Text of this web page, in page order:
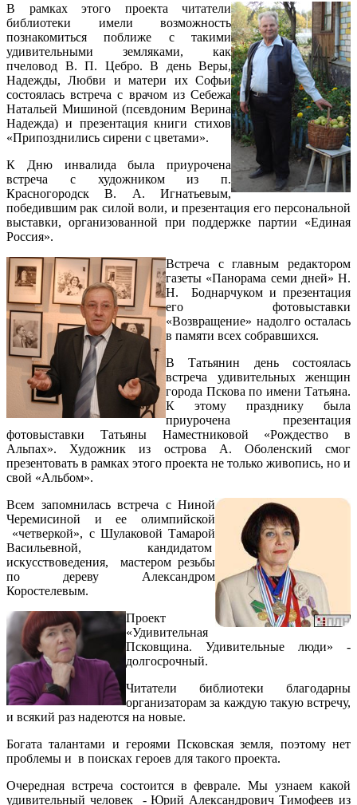
В рамках этого проекта читатели
библиотеки имели возможность
познакомиться поближе с такими
удивительными земляками, как
пчеловод В. П. Цебро. В день Веры,
Надежды, Любви и матери их Софьи
состоялась встреча с врачом из Себежа
Натальей Мишиной (псевдоним Верина
Надежда) и презентация книги стихов
«Припозднились сирени с цветами».
К Дню инвалида была приурочена
встреча с художником из п.
Красногородск В. А. Игнатьевым,
победившим рак силой воли, и презентация его персональной
выставки, организованной при поддержке партии «Единая
Россия».
Встреча с главным редактором
газеты «Панорама семи дней» Н.
Н. Боднарчуком и презентация
его фотовыставки
«Возвращение» надолго осталась
в памяти всех собравшихся.
В Татьянин день состоялась
встреча удивительных женщин
города Пскова по имени Татьяна.
К этому празднику была
приурочена презентация
фотовыставки Татьяны Наместниковой «Рождество в
Альпах». Художник из острова А. Оболенский смог
презентовать в рамках этого проекта не только живопись, но и
свой «Альбом».
Всем запомнилась встреча с Ниной
Черемисиной и ее олимпийской
«четверкой», с Шулаковой Тамарой
Васильевной, кандидатом
искусствоведения, мастером резьбы
по дереву Александром
Коростелевым.
Проект
«Удивительная
Псковщина. Удивительные люди» -
долгосрочный.
Читатели библиотеки благодарны
организаторам за каждую такую встречу,
и всякий раз надеются на новые.
Богата талантами и героями Псковская земля, поэтому нет
проблемы и в поисках героев для такого проекта.
Очередная встреча состоится в феврале. Мы узнаем какой
удивительный человек - Юрий Александрович Тимофеев из